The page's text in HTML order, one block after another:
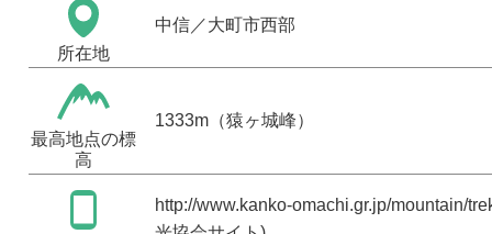
所在地
中信／大町市西部
最高地点の標
高
1333m（猿ヶ城峰）
http://www.kanko-omachi.gr.jp/mountain/